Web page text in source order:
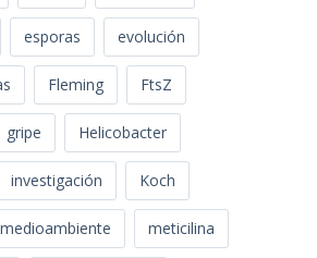
esporas evolución
Fleming FtsZ
gripe Helicobacter
investigación Koch
medioambiente meticilina